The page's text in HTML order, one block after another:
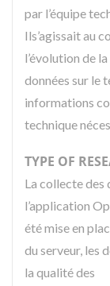
par l’équipe
Ils’agissait au
l’évolution de
données sur le
informations
technique
TYPE OF
La collecte des
l’application
été mise en
du serveur, les
la qualité des